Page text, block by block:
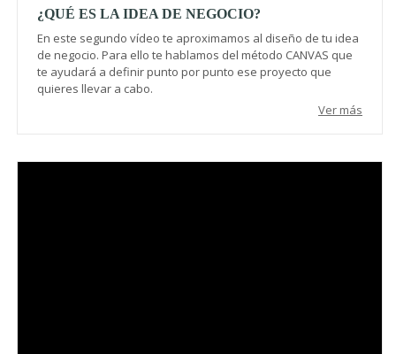
¿QUÉ ES LA IDEA DE NEGOCIO?
En este segundo vídeo te aproximamos al diseño de tu idea
de negocio. Para ello te hablamos del método CANVAS que
te ayudará a definir punto por punto ese proyecto que
quieres llevar a cabo.
Ver más